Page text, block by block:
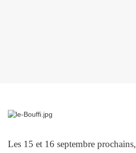
Les 15 et 16 septembre